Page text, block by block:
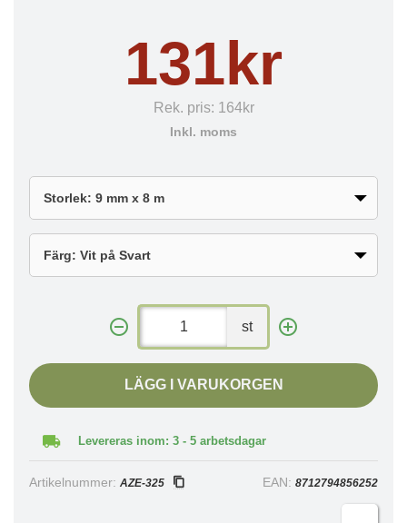
131kr
Rek. pris: 164kr
Inkl. moms
st
LÄGG I VARUKORGEN
Levereras inom: 3 - 5 arbetsdagar
Artikelnummer: AZE-325 EAN: 8712794856252